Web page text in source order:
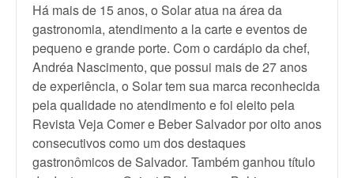
Há mais de 15 anos, o Solar atua na área da
gastronomia, atendimento a la carte e eventos de
pequeno e grande porte. Com o cardápio da chef,
Andréa Nascimento, que possui mais de 27 anos
de experiência, o Solar tem sua marca reconhecida
pela qualidade no atendimento e foi eleito pela
Revista Veja Comer e Beber Salvador por oito anos
consecutivos como um dos destaques
gastronômicos de Salvador. Também ganhou título